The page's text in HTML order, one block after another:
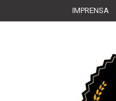
IMPRENSA